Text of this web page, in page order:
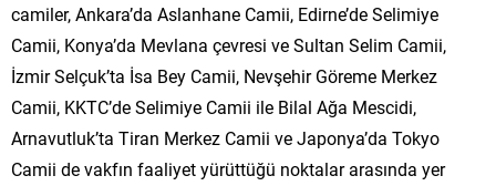
camiler, Ankara’da Aslanhane Camii, Edirne’de Selimiye
Camii, Konya’da Mevlana çevresi ve Sultan Selim Camii,
İzmir Selçuk’ta İsa Bey Camii, Nevşehir Göreme Merkez
Camii, KKTC’de Selimiye Camii ile Bilal Ağa Mescidi,
Arnavutluk’ta Tiran Merkez Camii ve Japonya’da Tokyo
Camii de vakfın faaliyet yürüttüğü noktalar arasında yer